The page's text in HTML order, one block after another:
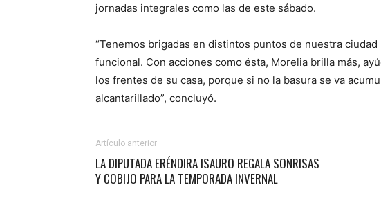
jornadas integrales como las de este sábado.
“Tenemos brigadas en distintos puntos de nuestra
funcional. Con acciones como ésta, Morelia brilla más,
los frentes de su casa, porque si no la basura se va
alcantarillado”, concluyó.
Artículo anterior
LA DIPUTADA ERÉNDIRA ISAURO REGALA SONRISAS
Y COBIJO PARA LA TEMPORADA INVERNAL